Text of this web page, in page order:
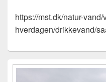
https://mst.dk/natur-
hverdagen/drikkevand/
Primary